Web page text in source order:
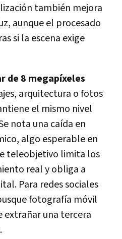
también mejora
aunque el procesado
si la escena exige
de 8 megapíxeles
arquitectura o fotos
el mismo nivel
nota una caída en
algo esperable en
teleobjetivo limita los
real y obliga a
Para redes sociales
fotografía móvil
extrañar una tercera